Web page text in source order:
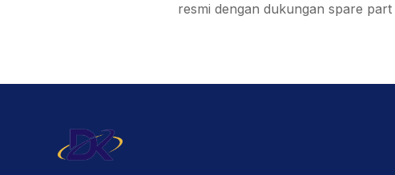
resmi dengan dukungan spare